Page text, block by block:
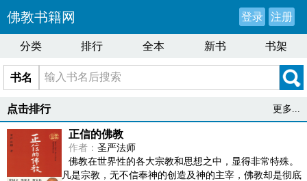
佛教书籍网 登录 注册
分类 排行 全本 新书 书架
书名
点击排行 更多...
正信的佛教
作者： 圣严法师
佛教在世界性的各大宗教和思想之中，显得非常特殊。
凡是宗教，无不信奉神的创造及神的主宰，佛教却是彻底